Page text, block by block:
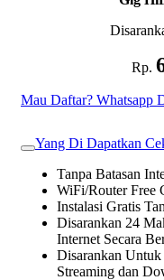
Rp.
Mau Daftar? Whatsapp
Yang Di Dapatkan
Tanpa Batasan
WiFi/Router Free
Instalasi Gratis
Disarankan 24
Internet Secara
Disarankan Untuk
Streaming dan